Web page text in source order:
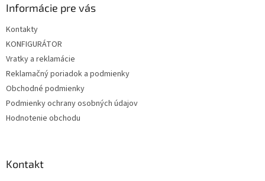
Informácie pre vás
Kontakty
KONFIGURÁTOR
Vratky a reklamácie
Reklamačný poriadok a podmienky
Obchodné podmienky
Podmienky ochrany osobných údajov
Hodnotenie obchodu
Kontakt